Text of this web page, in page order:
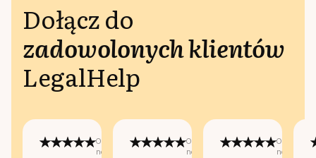
Dołącz do
zadowolonych klientów
LegalHelp
Opublikowano
na:
Opublikowano
na:
na: